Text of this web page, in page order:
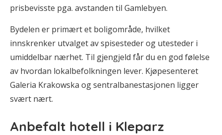
prisbevisste pga. avstanden til Gamlebyen.
Bydelen er primært et boligområde, hvilket
innskrenker utvalget av spisesteder og utesteder i
umiddelbar nærhet. Til gjengjeld får du en god følelse
av hvordan lokalbefolkningen lever. Kjøpesenteret
Galeria Krakowska og sentralbanestasjonen ligger
svært nært.
Anbefalt hotell i Kleparz